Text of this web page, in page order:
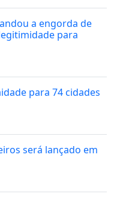
a engorda de
para
para 74 cidades
será lançado em